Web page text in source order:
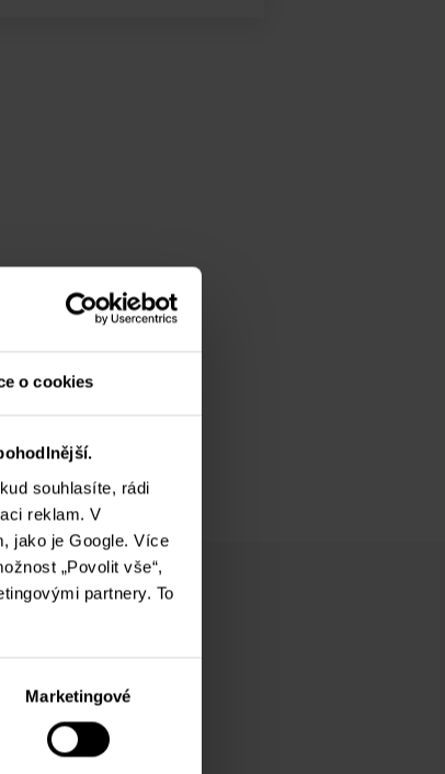
o cookies
souhlasíte, rádi
reklam. V
jako je Google. Více
„Povolit vše“,
partnery. To
Marketingové